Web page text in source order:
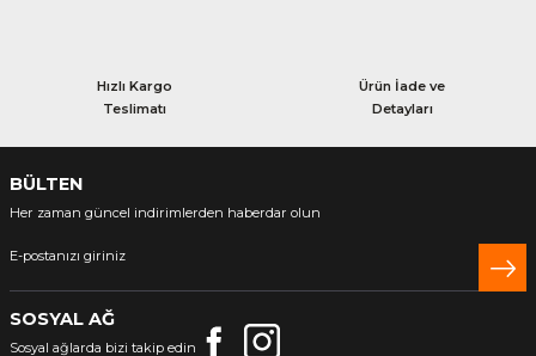
Hızlı Kargo
Teslimatı
Ürün İade ve
Detayları
BÜLTEN
Her zaman güncel indirimlerden haberdar olun
SOSYAL AĞ
Sosyal ağlarda bizi takip edin